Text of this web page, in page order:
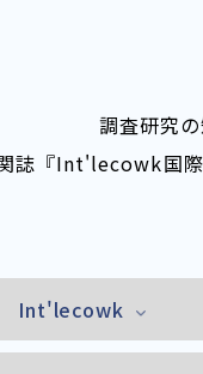
調査研究
誌『Int'lecowk――国
Int'lecowk